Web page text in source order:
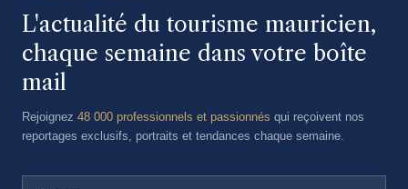
L'actualité du tourisme mauricien,
chaque semaine dans votre boîte
mail
Rejoignez 48 000 professionnels et passionnés qui reçoivent nos
reportages exclusifs, portraits et tendances chaque semaine.